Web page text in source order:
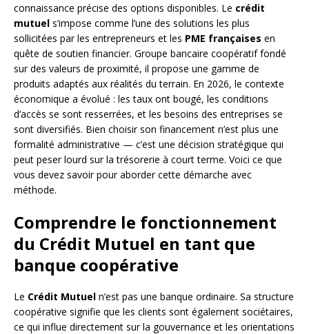
connaissance précise des options disponibles. Le crédit
mutuel s’impose comme l’une des solutions les plus
sollicitées par les entrepreneurs et les PME françaises en
quête de soutien financier. Groupe bancaire coopératif fondé
sur des valeurs de proximité, il propose une gamme de
produits adaptés aux réalités du terrain. En 2026, le contexte
économique a évolué : les taux ont bougé, les conditions
d’accès se sont resserrées, et les besoins des entreprises se
sont diversifiés. Bien choisir son financement n’est plus une
formalité administrative — c’est une décision stratégique qui
peut peser lourd sur la trésorerie à court terme. Voici ce que
vous devez savoir pour aborder cette démarche avec
méthode.
Comprendre le fonctionnement
du Crédit Mutuel en tant que
banque coopérative
Le Crédit Mutuel n’est pas une banque ordinaire. Sa structure
coopérative signifie que les clients sont également sociétaires,
ce qui influe directement sur la gouvernance et les orientations